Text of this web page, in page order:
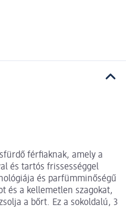
férfiaknak, amely a
és tartós frissességgel
és parfümminőségű
és a kellemetlen szagokat,
a bőrt. Ez a sokoldalú, 3